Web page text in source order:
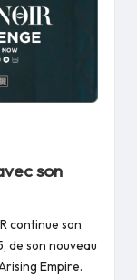
son
continue son
de son nouveau
Empire.